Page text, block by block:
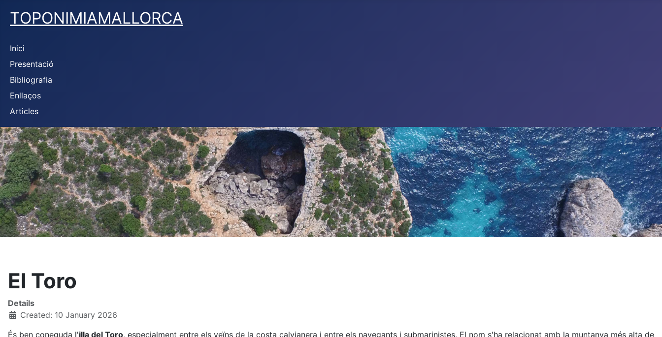
TOPONIMIAMALLORCA
Inici
Presentació
Bibliografia
Enllaços
Articles
El Toro
Details
Created: 10 January 2026
És ben coneguda l'illa del Toro, especialment entre els veïns de la costa calvianera i entre els navegants i submarinistes. El nom s'ha relacionat amb la muntanya més alta de